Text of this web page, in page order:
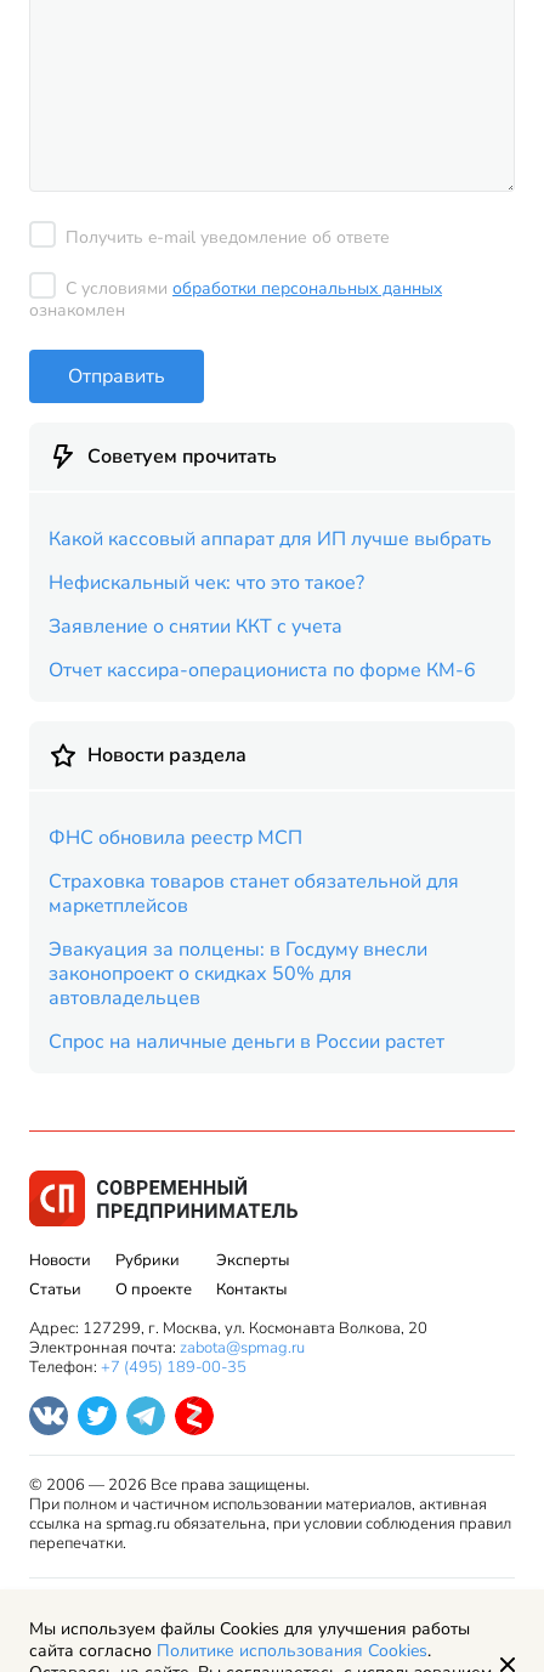
Получить e-mail уведомление об ответе
С условиями обработки персональных данных
ознакомлен
Отправить
Советуем прочитать
Какой кассовый аппарат для ИП лучше выбрать
Нефискальный чек: что это такое?
Заявление о снятии ККТ с учета
Отчет кассира-операциониста по форме КМ-6
Новости раздела
ФНС обновила реестр МСП
Страховка товаров станет обязательной для
маркетплейсов
Эвакуация за полцены: в Госдуму внесли
законопроект о скидках 50% для
автовладельцев
Спрос на наличные деньги в России растет
Новости
Статьи
Рубрики
О проекте
Эксперты
Контакты
Адрес: 127299, г. Москва, ул. Космонавта Волкова, 20
Электронная почта: zabota@spmag.ru
Телефон: +7 (495) 189-00-35
© 2006 — 2026 Все права защищены.
При полном и частичном использовании материалов, активная
ссылка на spmag.ru обязательна, при условии соблюдения правил
перепечатки.
права
Пользовательское соглашение
Мы используем файлы Cookies для улучшения работы
сайта согласно Политике использования Cookies.